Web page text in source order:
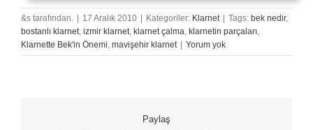
&s tarafından. | 17 Aralık 2010 | Kategoriler: Klarnet | Tags: bek nedir,
bostanlı klarnet izmir klarnet klarnet çalma klarnetin parçaları
Klarnette Bek'in Önemi mavişehir klarnet | Yorum yok
Paylaş